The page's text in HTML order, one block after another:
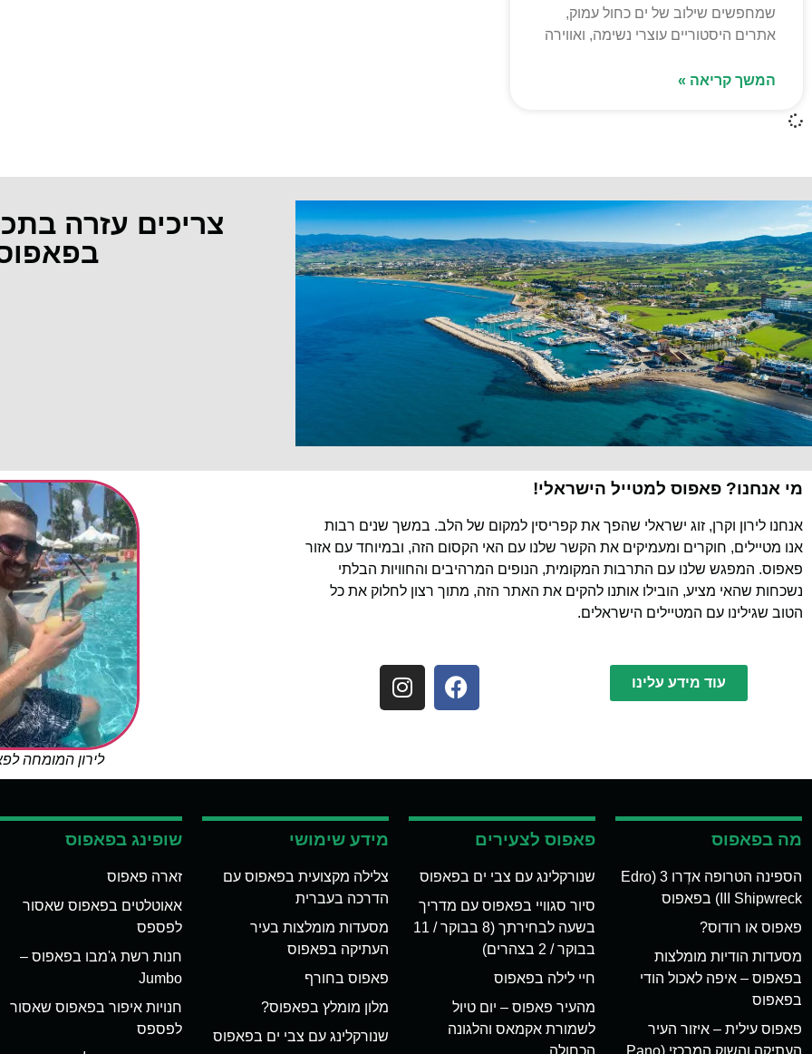
שמחפשים שילוב של ים כחול עמוק,
אתרים היסטוריים עוצרי נשימה, ואווירה
המשך קריאה »
צריכים עזרה
מי אנחנו? פאפוס למטייל הישראלי!
אנחנו לירון וקרן, זוג ישראלי שהפך את קפריסין למקום של הלב. במשך שנים רבות
אנו מטיילים, חוקרים ומעמיקים את הקשר שלנו עם האי הקסום הזה, ובמיוחד עם אזור
פאפוס. המפגש שלנו עם התרבות המקומית, הנופים המרהיבים והחוויות הבלתי
נשכחות שהאי מציע, הובילו אותנו להקים את האתר הזה, מתוך רצון לחלוק את כל
הטוב שגילינו עם המטיילים הישראלים.
עוד מידע עלינו
לירון המומחה
מה בפאפוס
הספינה הטרופה אדְרו 3 (Edro
III Shipwreck) בפאפוס
פאפוס או רודוס?
מסעדות הודיות מומלצות
בפאפוס – איפה לאכול הודי
בפאפוס
פאפוס עילית – איזור העיר
העתיקה והשוק המרכזי (Pano
פאפוס לצעירים
שנורקלינג עם צבי ים בפאפוס
סיור סגוויי בפאפוס עם מדריך
בשעה לבחירתך (8 בבוקר / 11
בבוקר / 2 בצהרים)
חיי לילה בפאפוס
מהעיר פאפוס – יום טיול
לשמורת אקמאס והלגונה
הכחולה
מידע שימושי
צלילה מקצועית בפאפוס עם
הדרכה בעברית
מסעדות מומלצות בעיר
העתיקה בפאפוס
פאפוס בחורף
מלון מומלץ בפאפוס?
שנורקלינג עם צבי ים בפאפוס
שופינג בפאפוס
זארה פאפוס
אאוטלטים בפאפוס שאסור
לפספס
חנות רשת ג'מבו בפאפוס –
Jumbo
חנויות איפור בפאפוס שאסור
לפספס